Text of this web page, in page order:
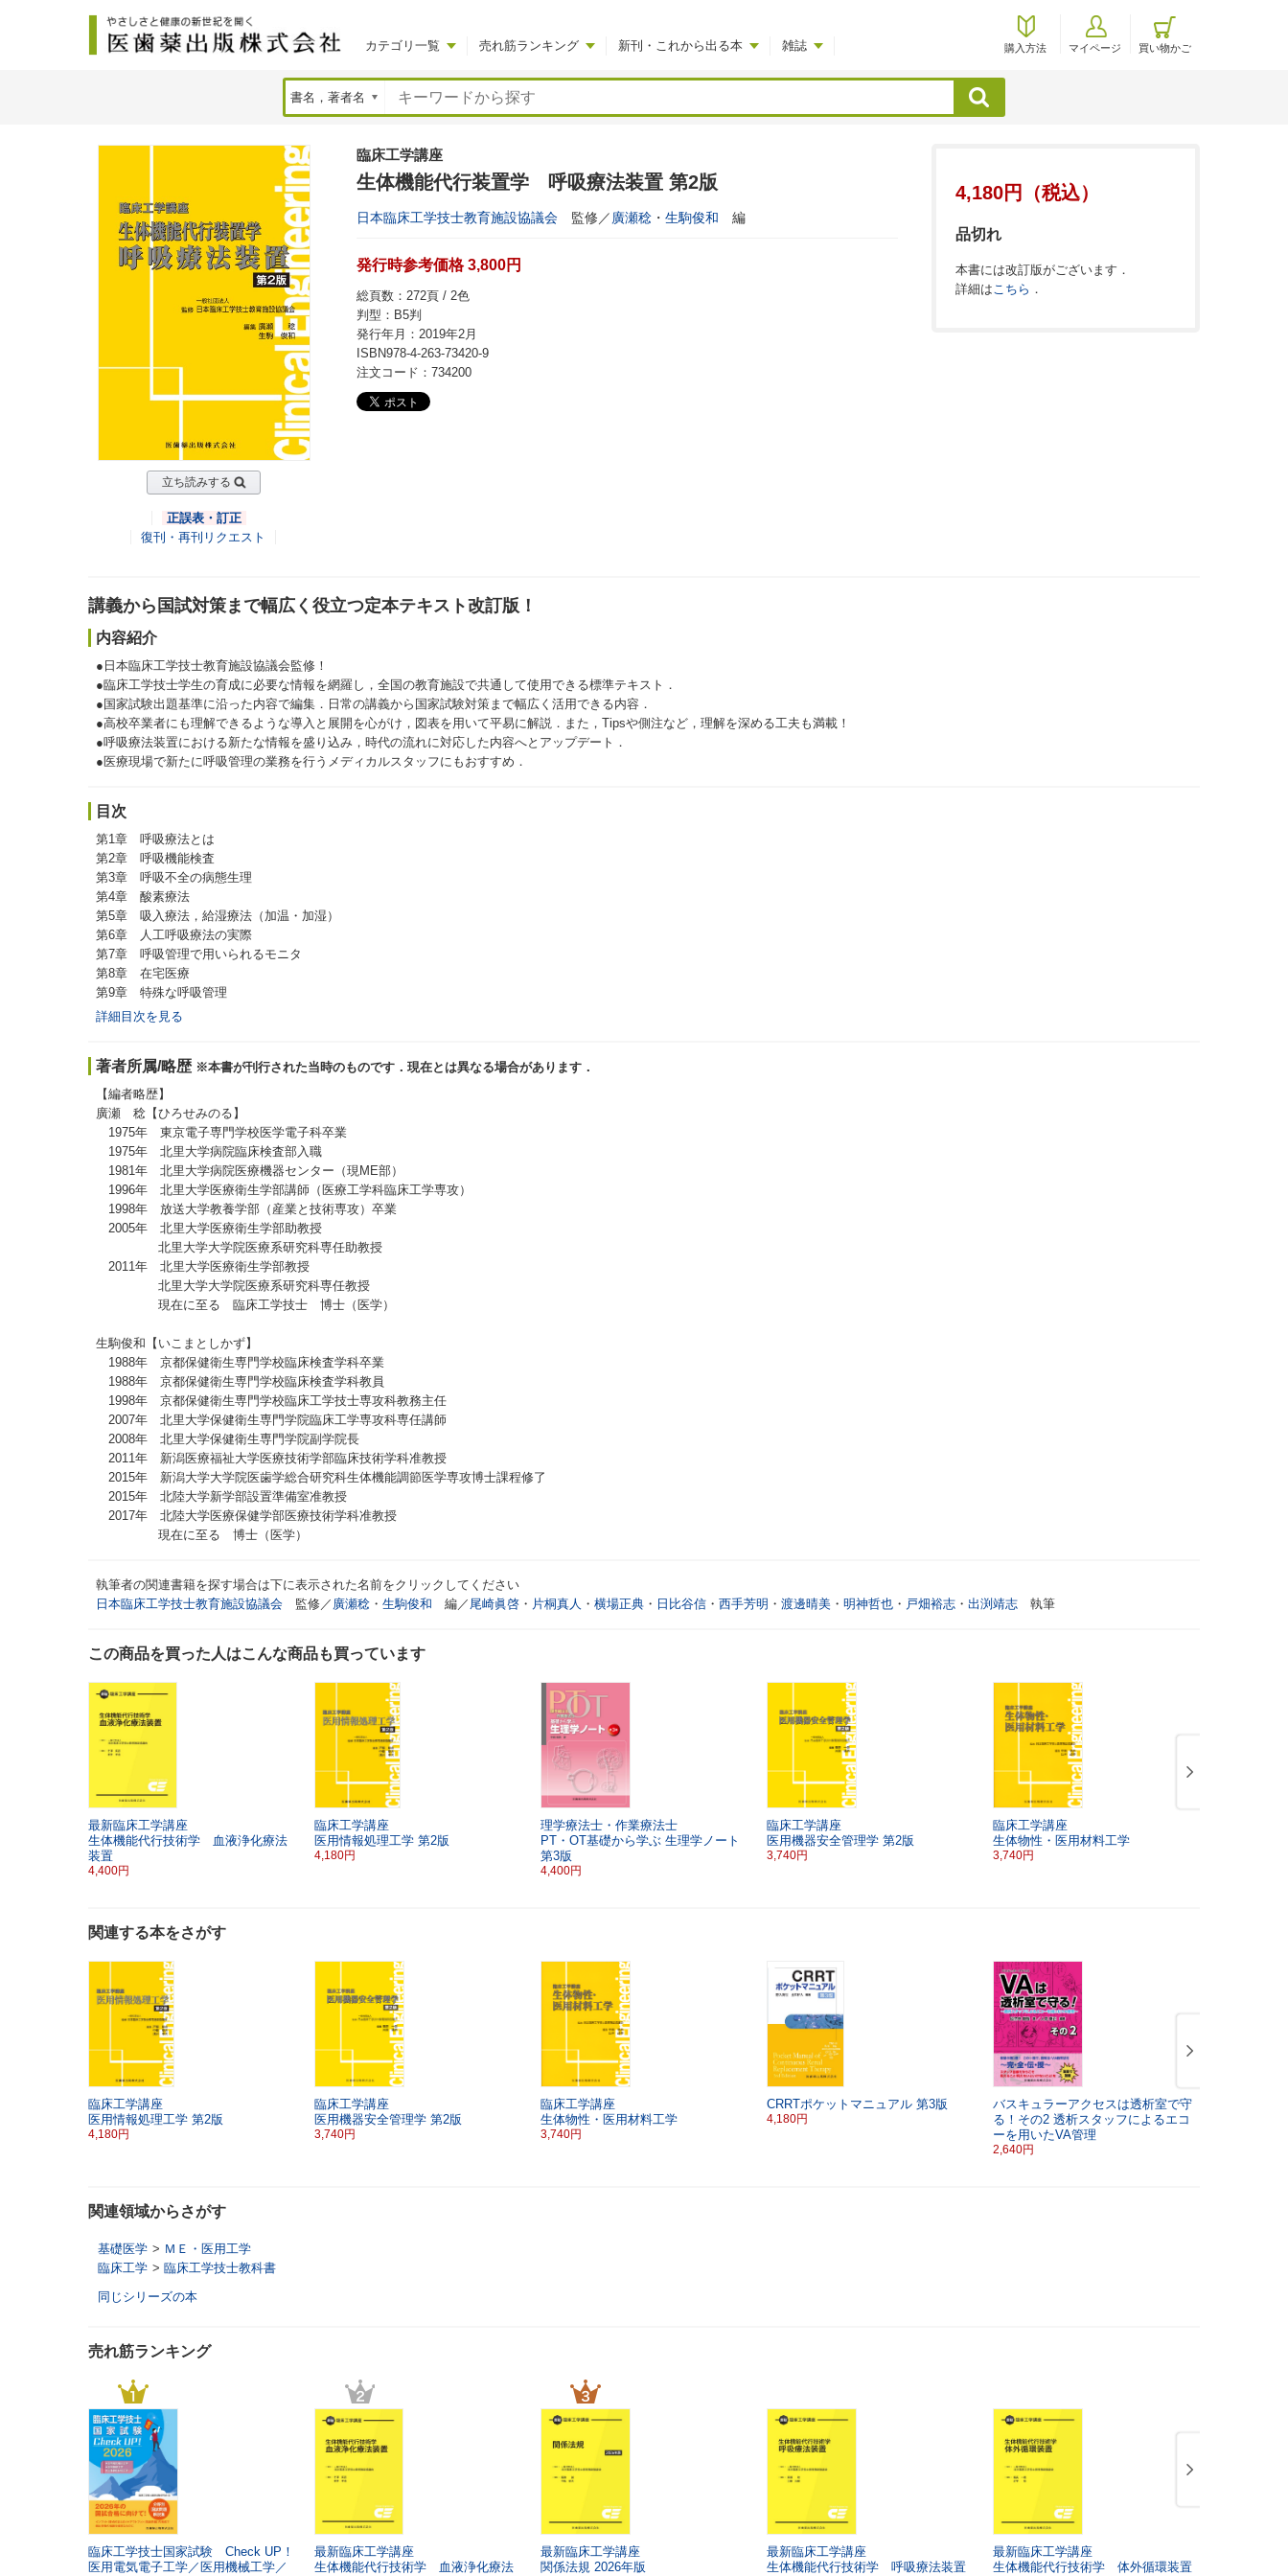
カテゴリ一覧 売れ筋ランキング 新刊・これから出る本 雑誌 購入方法 マイページ 買い物かご
検索
立ち読みする
正誤表・訂正
復刊・再刊リクエスト
4,180円（税込）
品切れ
本書には改訂版がございます．
詳細はこちら ．
臨床工学講座
生体機能代行装置学 呼吸療法装置 第2版
日本臨床工学技士教育施設協議会 監修／廣瀬稔 ・ 生駒俊和 編
発行時参考価格 3,800円
総頁数：272頁 / 2色
判型：B5判
発行年月：2019年2月
ISBN978-4-263-73420-9
注文コード：734200
講義から国試対策まで幅広く役立つ定本テキスト改訂版！
内容紹介
●日本臨床工学技士教育施設協議会監修！
●臨床工学技士学生の育成に必要な情報を網羅し，全国の教育施設で共通して使用できる標準テキスト．
●国家試験出題基準に沿った内容で編集．日常の講義から国家試験対策まで幅広く活用できる内容．
●高校卒業者にも理解できるような導入と展開を心がけ，図表を用いて平易に解説．また，Tipsや側注など，理解を深める工夫も満載！
●呼吸療法装置における新たな情報を盛り込み，時代の流れに対応した内容へとアップデート．
●医療現場で新たに呼吸管理の業務を行うメディカルスタッフにもおすすめ．
目次
第1章 呼吸療法とは
第2章 呼吸機能検査
第3章 呼吸不全の病態生理
第4章 酸素療法
第5章 吸入療法，給湿療法（加温・加湿）
第6章 人工呼吸療法の実際
第7章 呼吸管理で用いられるモニタ
第8章 在宅医療
第9章 特殊な呼吸管理
詳細目次を見る
著者所属/略歴 ※本書が刊行された当時のものです．現在とは異なる場合があります．
【編者略歴】
廣瀬 稔【ひろせみのる】
1975年 東京電子専門学校医学電子科卒業
1975年 北里大学病院臨床検査部入職
1981年 北里大学病院医療機器センター（現ME部）
1996年 北里大学医療衛生学部講師（医療工学科臨床工学専攻）
1998年 放送大学教養学部（産業と技術専攻）卒業
2005年 北里大学医療衛生学部助教授
北里大学大学院医療系研究科専任助教授
2011年 北里大学医療衛生学部教授
北里大学大学院医療系研究科専任教授
現在に至る 臨床工学技士 博士（医学）
生駒俊和【いこまとしかず】
1988年 京都保健衛生専門学校臨床検査学科卒業
1988年 京都保健衛生専門学校臨床検査学科教員
1998年 京都保健衛生専門学校臨床工学技士専攻科教務主任
2007年 北里大学保健衛生専門学院臨床工学専攻科専任講師
2008年 北里大学保健衛生専門学院副学院長
2011年 新潟医療福祉大学医療技術学部臨床技術学科准教授
2015年 新潟大学大学院医歯学総合研究科生体機能調節医学専攻博士課程修了
2015年 北陸大学新学部設置準備室准教授
2017年 北陸大学医療保健学部医療技術学科准教授
現在に至る 博士（医学）
執筆者の関連書籍を探す場合は下に表示された名前をクリックしてください
日本臨床工学技士教育施設協議会 監修／ 廣瀬稔 ・ 生駒俊和 編／ 尾崎眞啓 ・ 片桐真人 ・ 横場正典 ・ 日比谷信 ・ 西手芳明 ・ 渡邊晴美 ・ 明神哲也 ・ 戸畑裕志 ・ 出渕靖志 執筆
この商品を買った人はこんな商品も買っています
最新臨床工学講座
生体機能代行技術学 血液浄化療法
装置
4,400円
臨床工学講座
医用情報処理工学 第2版
4,180円
理学療法士・作業療法士
PT・OT基礎から学ぶ 生理学ノート
第3版
4,400円
臨床工学講座
医用機器安全管理学 第2版
3,740円
臨床工学講座
生体物性・医用材料工学
3,740円
関連する本をさがす
臨床工学講座
医用情報処理工学 第2版
4,180円
臨床工学講座
医用機器安全管理学 第2版
3,740円
臨床工学講座
生体物性・医用材料工学
3,740円
CRRTポケットマニュアル 第3版
4,180円
バスキュラーアクセスは透析室で守
る！その2 透析スタッフによるエコ
ーを用いたVA管理
2,640円
関連領域からさがす
基礎医学 > ＭＥ・医用工学
臨床工学 > 臨床工学技士教科書
同じシリーズの本
売れ筋ランキング
臨床工学技士国家試験 Check UP！
医用電気電子工学／医用機械工学／
最新臨床工学講座
生体機能代行技術学 血液浄化療法
最新臨床工学講座
関係法規 2026年版
最新臨床工学講座
生体機能代行技術学 呼吸療法装置
最新臨床工学講座
生体機能代行技術学 体外循環装置